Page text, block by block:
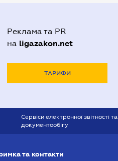
Полтави
Харькова
Кривого Рогу
Реклама та PR
на ligazakon.net
ТАРИФИ
Сервіси електронної звітності та
документообігу
та контакти